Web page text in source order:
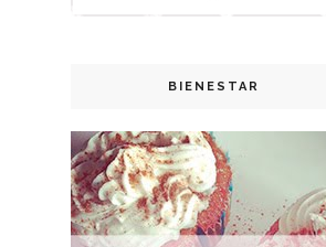
BIENESTAR